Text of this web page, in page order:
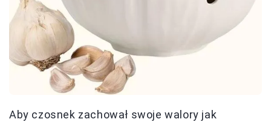
Aby czosnek zachował swoje walory jak